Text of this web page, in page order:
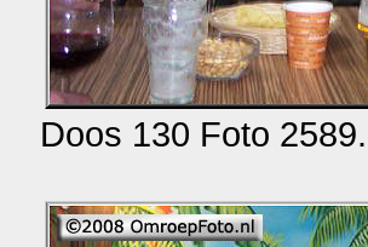
Doos 130 Foto